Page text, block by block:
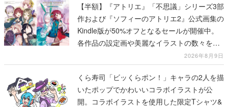
【半額】『アトリエ』「不思議」シリーズ3部
作および『ソフィーのアトリエ2』公式画集の
Kindle版が50%オフとなるセールが開催中。
各作品の設定画や美麗なイラストの数々をふ
2026年8月9日
くら寿司「ビッくらポン！」キャラの2人を描
いたポップでかわいいコラボイラストが公
開。コラボイラストを使用した限定Tシャツ&